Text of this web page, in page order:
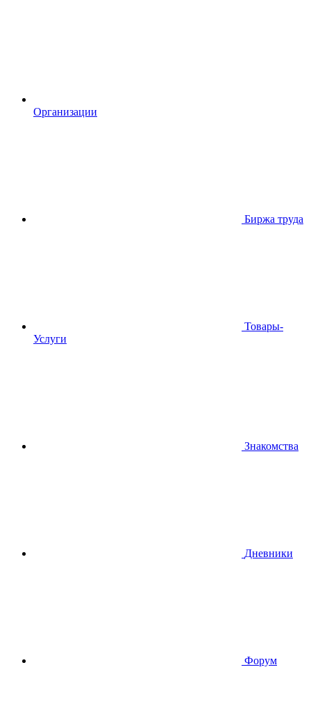
Организации
Биржа труда
Товары-
Услуги
Знакомства
Дневники
Форум